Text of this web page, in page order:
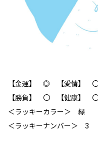
【金運】 ◎ 【愛情】
【勝負】 〇 【健康】
＜ラッキーカラー＞ 緑
＜ラッキーナンバー＞ 3